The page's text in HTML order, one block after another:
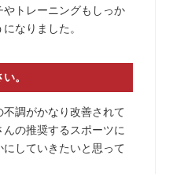
トレーニングもしっか
なりました。
。
調がかなり改善されて
の推奨するスポーツに
していきたいと思って